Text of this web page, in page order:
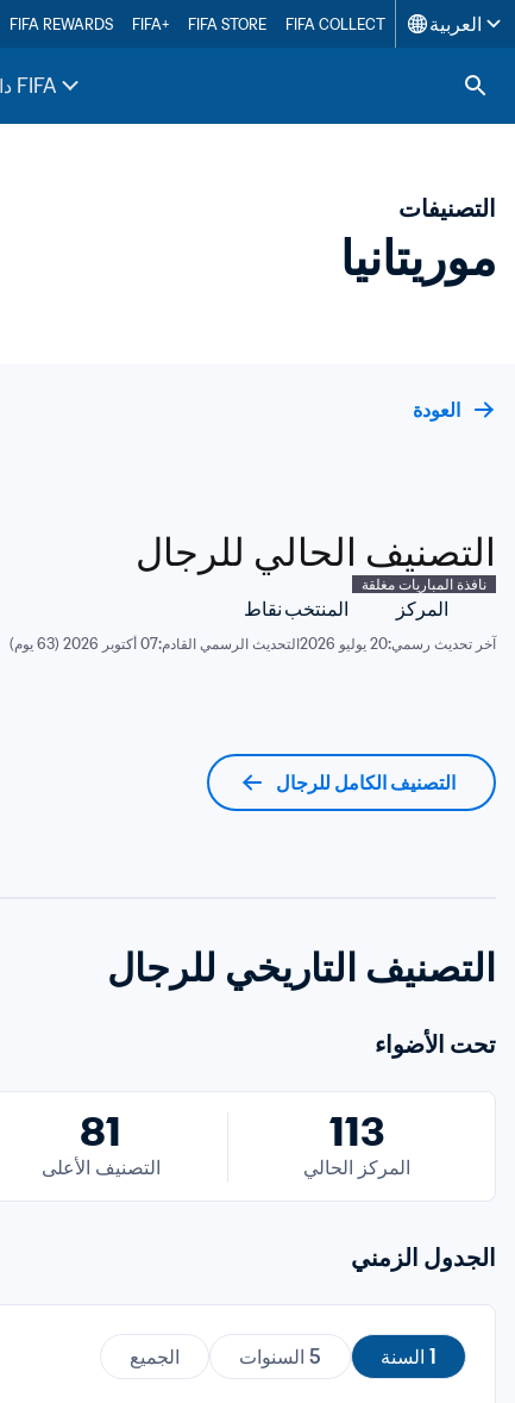
FIFA REWARDS FIFA+ FIFA STORE FIFA COLLECT العربية
داخل FIFA
التصنيفات
موريتانيا
العودة
التصنيف الحالي للرجال
نافذة المباريات مغلقة
المركز المنتخب نقاط
آخر تحديث رسمي:20 يوليو 2026 التحديث الرسمي القادم:07 أكتوبر 2026 (63 يوم)
التصنيف الكامل للرجال
التصنيف التاريخي للرجال
تحت الأضواء
113
المركز الحالي
81
التصنيف الأعلى
الجدول الزمني
1 السنة 5 السنوات الجميع